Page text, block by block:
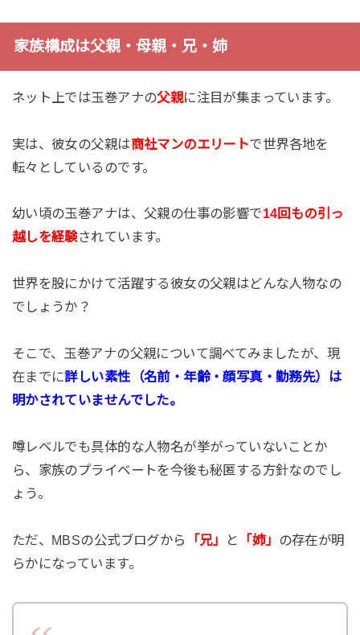
家族構成は父親・母親・兄・姉
ネット上では玉巻アナの父親に注目が集まっています。
実は、彼女の父親は商社マンのエリートで世界各地を
転々としているのです。
幼い頃の玉巻アナは、父親の仕事の影響で14回もの引っ
越しを経験されています。
世界を股にかけて活躍する彼女の父親はどんな人物なの
でしょうか？
そこで、玉巻アナの父親について調べてみましたが、現
在までに詳しい素性（名前・年齢・顔写真・勤務先）は
明かされていませんでした。
噂レベルでも具体的な人物名が挙がっていないことか
ら、家族のプライベートを今後も秘匿する方針なのでし
ょう。
ただ、MBSの公式ブログから 「兄」 と 「姉」 の存在が明
らかになっています。